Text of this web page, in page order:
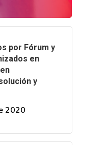
por Fórum y
en
y
2020